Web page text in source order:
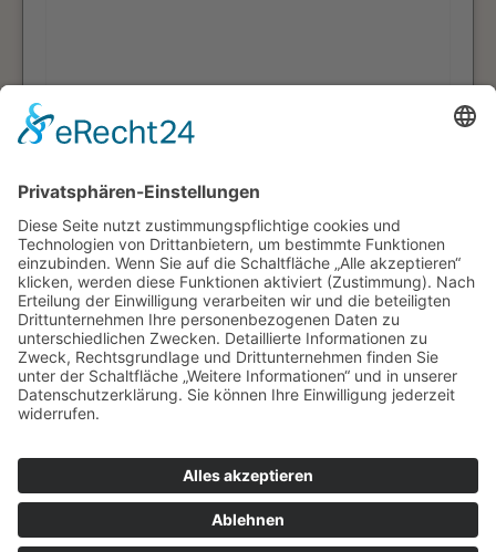
Die Datenschutzerklärung
Kenntnis genommen.
© WAMATEC GmbH Impressum
Datenschutz
Kontakt